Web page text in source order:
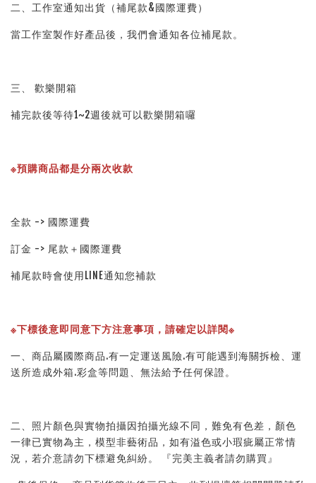
二、工作室通知出貨（補尾款&國際運費）
當工作室製作好產品後，我們會通知各位補尾款。
三、 歡樂開箱
補完款後等待1~2週後就可以歡樂開箱囉
※預購商品都是分兩次收款
全款 -> 國際運費
訂金 -> 尾款＋國際運費
補尾款時會使用LINE通知您補款
※下標後意即同意下方注意事項，請確定以詳閱※
一、商品屬國際商品.有一定運送風險.有可能遇到海關拆檢、運
送所造成外箱.彩盒等問題、無法給予任何保證。
二、照片顏色與實物拍攝因拍攝光線不同，難免有色差，顏色
一律已實物為主，模型非藝術品，如有溢色或小瑕疵屬正常情
況，若介意請勿下標避免糾紛。 『完美主義者請勿購買』